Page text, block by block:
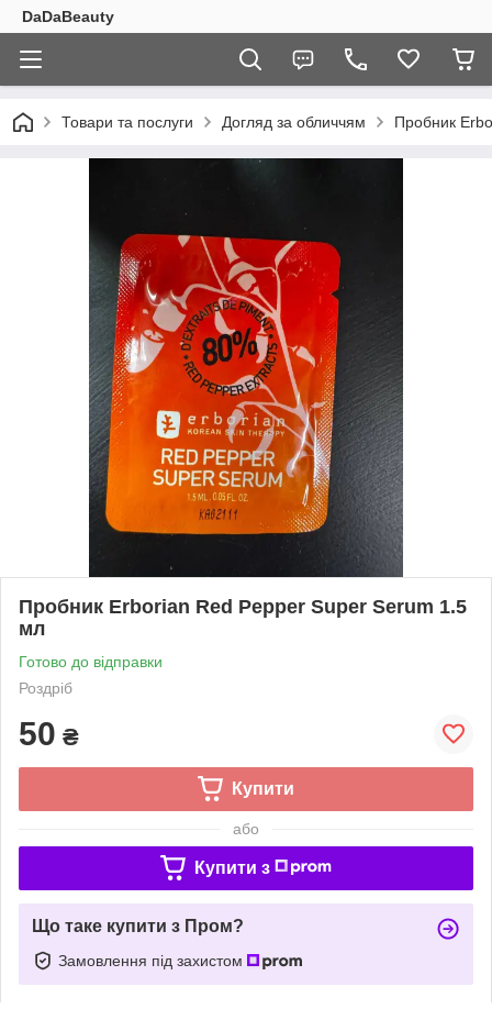
DaDaBeauty
Товари та послуги Догляд за обличчям Пробник
Пробник Erborian Red Pepper Super Serum 1.5
мл
Готово до відправки
Роздріб
50 ₴
Купити
або
Купити з
Що таке купити з Пром?
Замовлення під захистом